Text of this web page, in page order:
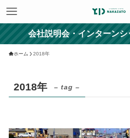
会社説明会・インターン
ホーム 2018年
2018年 – tag –